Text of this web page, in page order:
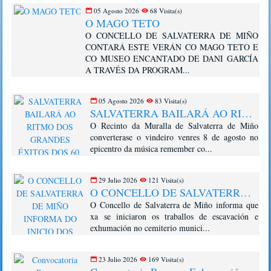
05 Agosto 2026 68 Visita(s)
O MAGO TETO
O CONCELLO DE SALVATERRA DE MIÑO
CONTARÁ ESTE VERÁN CO MAGO TETO E
CO MUSEO ENCANTADO DE DANI GARCÍA
A TRAVÉS DA PROGRAM...
05 Agosto 2026 83 Visita(s)
SALVATERRA BAILARÁ AO RITMO DOS GRANDES ÉXITOS DOS 60, 70, 80 E 90 CUNHA NOVA EDICIÓN DE "IMOS DE GUATEQUE"
O Recinto da Muralla de Salvaterra de Miño
converterase o vindeiro venres 8 de agosto no
epicentro da música remember co...
29 Julio 2026 121 Visita(s)
O CONCELLO DE SALVATERRA DE MIÑO INFORMA DO INICIO DOS TRABALLOS DE EXHUMACIÓN NO CEMITERIO DE CHAN DA PONTE
O Concello de Salvaterra de Miño informa que
xa se iniciaron os traballos de escavación e
exhumación no cemiterio munici...
23 Julio 2026 169 Visita(s)